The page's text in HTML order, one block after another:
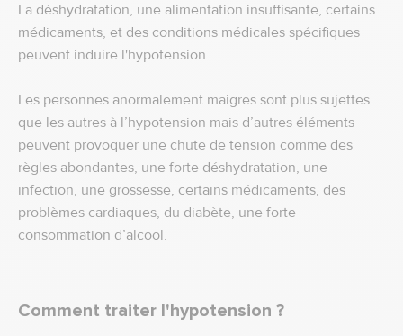
La déshydratation, une alimentation insuffisante, certains
médicaments, et des conditions médicales spécifiques
peuvent induire l'hypotension.
Les personnes anormalement maigres sont plus sujettes
que les autres à l’hypotension mais d’autres éléments
peuvent provoquer une chute de tension comme des
règles abondantes, une forte déshydratation, une
infection, une grossesse, certains médicaments, des
problèmes cardiaques, du diabète, une forte
consommation d’alcool.
Comment traiter l'hypotension ?